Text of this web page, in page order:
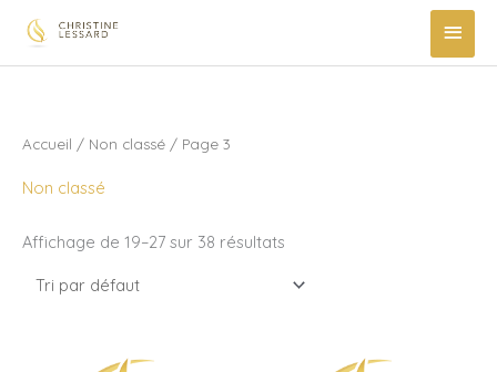
contenu
Accueil / Non classé / Page 3
Non classé
Affichage de 19–27 sur 38 résultats